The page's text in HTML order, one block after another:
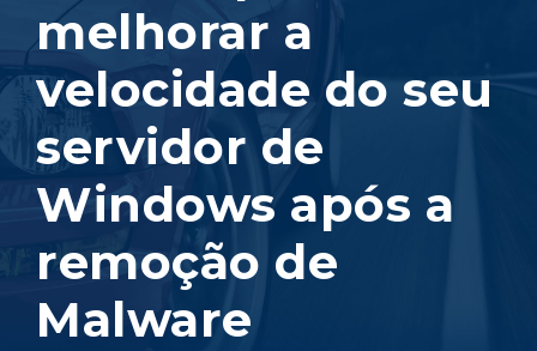
melhorar a
velocidade do seu
servidor de
Windows após a
remoção de
Malware